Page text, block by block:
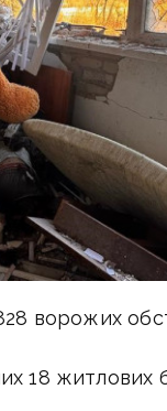
ворожих
18 житлових